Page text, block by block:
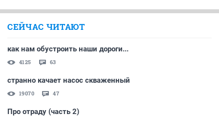
СЕЙЧАС ЧИТАЮТ
как нам обустроить наши дороги...
4125 63
странно качает насос скваженный
19070 47
Про отраду (часть 2)